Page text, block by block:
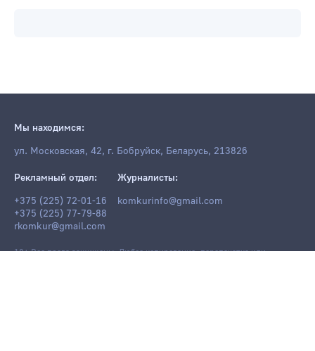
Мы находимся:
ул. Московская, 42, г. Бобруйск, Беларусь, 213826
Рекламный отдел:
+375 (225) 72-01-16
+375 (225) 77-79-88
rkomkur@gmail.com
Журналисты:
komkurinfo@gmail.com
18+ Все права защищены. Любое копирование, перепечатка или